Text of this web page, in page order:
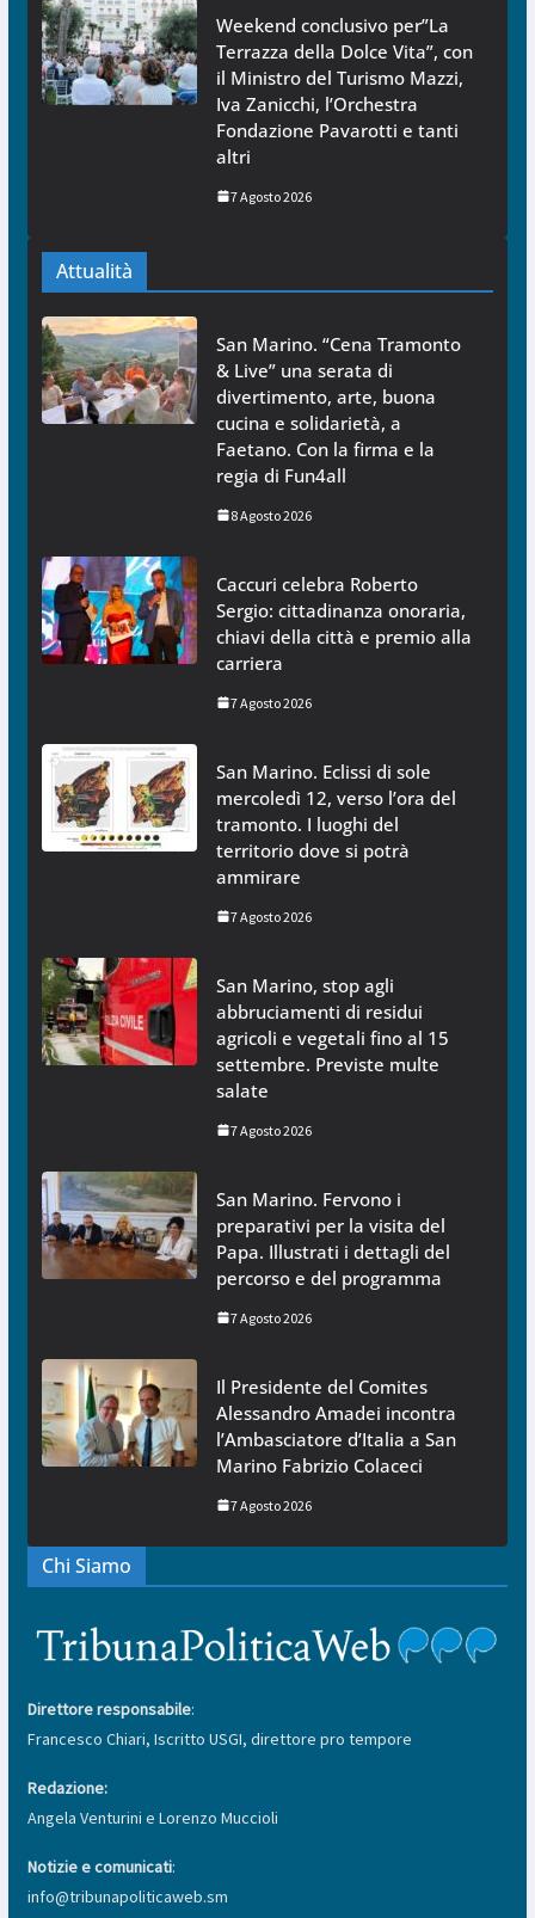
Weekend conclusivo per”La
Terrazza della Dolce Vita”, con
il Ministro del Turismo Mazzi,
Iva Zanicchi, l’Orchestra
Fondazione Pavarotti e tanti
altri
7 Agosto 2026
Attualità
San Marino. “Cena Tramonto
& Live” una serata di
divertimento, arte, buona
cucina e solidarietà, a
Faetano. Con la firma e la
regia di Fun4all
8 Agosto 2026
Caccuri celebra Roberto
Sergio: cittadinanza onoraria,
chiavi della città e premio alla
carriera
7 Agosto 2026
San Marino. Eclissi di sole
mercoledì 12, verso l’ora del
tramonto. I luoghi del
territorio dove si potrà
ammirare
7 Agosto 2026
San Marino, stop agli
abbruciamenti di residui
agricoli e vegetali fino al 15
settembre. Previste multe
salate
7 Agosto 2026
San Marino. Fervono i
preparativi per la visita del
Papa. Illustrati i dettagli del
percorso e del programma
7 Agosto 2026
Il Presidente del Comites
Alessandro Amadei incontra
l’Ambasciatore d’Italia a San
Marino Fabrizio Colaceci
7 Agosto 2026
Chi Siamo
Direttore responsabile:
Francesco Chiari, Iscritto USGI, direttore pro tempore
Redazione:
Angela Venturini e Lorenzo Muccioli
Notizie e comunicati:
info@tribunapoliticaweb.sm